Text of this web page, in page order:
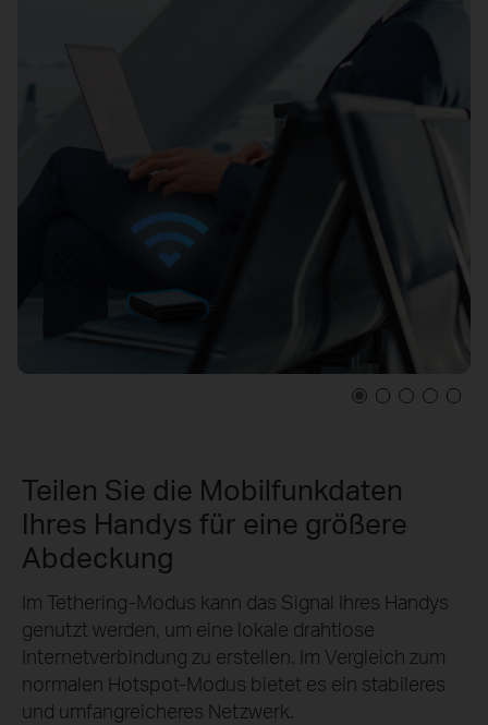
Teilen Sie die Mobilfunkdaten
Ihres Handys für eine größere
Abdeckung
Im Tethering-Modus kann das Signal Ihres Handys
genutzt werden, um eine lokale drahtlose
Internetverbindung zu erstellen. Im Vergleich zum
normalen Hotspot-Modus bietet es ein stabileres
und umfangreicheres Netzwerk.